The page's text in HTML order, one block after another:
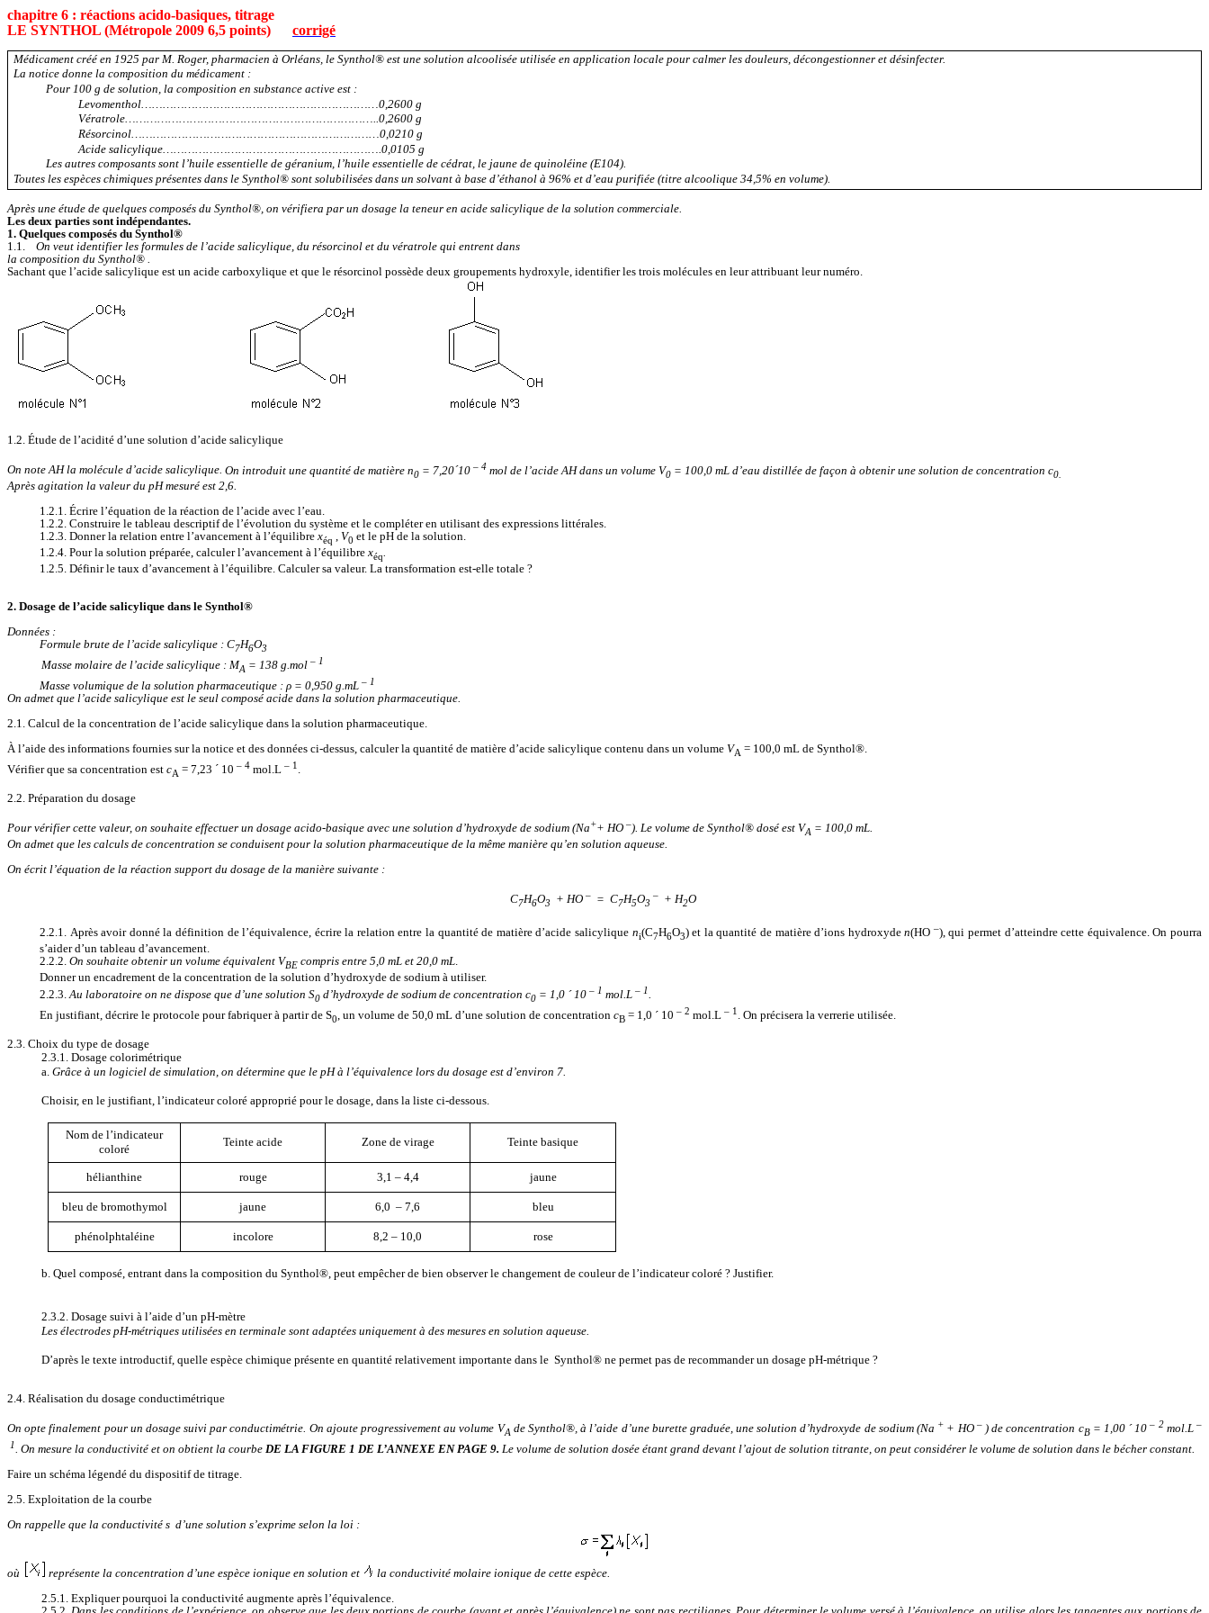
chapitre 6 : réactions acido-basiques, titrage
LE SYNTHOL (Métropole 2009 6,5 points)
corrigé
Médicament créé en 1925 par M. Roger, pharmacien à Orléans, le Synthol® est une solution alcoolisée utilisée en application locale pour calmer les douleurs, décongestionner et désinfecter.
La notice donne la composition du médicament :
Pour 100 g de solution, la composition en substance active est :
Levomenthol…………………………………………………………0,2600 g
Vératrole……………………………………………………………..0,2600 g
Résorcinol……………………………………………………………0,0210 g
Acide salicylique…………………………………………………….0,0105 g
Les autres composants sont l’huile essentielle de géranium, l’huile essentielle de cédrat, le jaune de quinoléine (E104).
Toutes les espèces chimiques présentes dans le Synthol® sontsolubilisées dans un solvant à base d’éthanol à 96% et d’eau purifiée (titre alcoolique 34,5% en volume).
Après une étude de quelques composés du Synthol®, on vérifiera par un dosage la teneur en acide salicylique de la solution commerciale.
Les deux parties sont indépendantes.
1. Quelques composés du Synthol®
1.1.
On veut identifier les formules de l’acide salicylique, du résorcinol et du vératrole qui entrent dans
la composition du Synthol® .
Sachant que l’acide salicylique est un acide carboxylique et que le résorcinol possède deux groupements hydroxyle, identifier les trois molécules en leur attribuant leur numéro.
1.2. Étude de l’acidité d’une solution d’acide salicylique
On note AH la molécule d’acide salicylique. On introduit une quantité de matière n0 = 7,20´10 – 4 mol de l’acide AH dans un volume V0 = 100,0 mL d’eau distillée de façon à obtenir une solution de concentration c0.
Après agitation la valeur du pH mesuré est 2,6.
1.2.1. Écrire l’équation de la réaction de l’acide avec l’eau.
1.2.2. Construire le tableau descriptif de l’évolution du système et le compléter en utilisant des expressions littérales.
1.2.3. Donner la relation entre l’avancement à l’équilibre xéq , V0 et le pH de la solution.
1.2.4. Pour la solution préparée, calculer l’avancement à l’équilibre xéq
1.2.5. Définir le taux d’avancement à l’équilibre. Calculer sa valeur. La transformation est-elle totale ?
2. Dosage de l’acide salicylique dans le Synthol®
Données :
Formule brute de l’acide salicylique : C7H6O3
Masse molaire de l’acide salicylique : MA = 138 g .mol– 1
Masse volumique de la solution pharmaceutique : ρ = 0,950 g.mL – 1
On admet que l’acide salicylique est le seul composé acide dans la solution pharmaceutique.
2.1. Calcul de la concentration de l’acide salicylique dans la solution pharmaceutique.
À l’aide des informations fournies sur la notice et des données ci-dessus, calculer la quantité de matière d’acide salicylique contenu dans un volume VA = 100,0 mL de Synthol®.
Vérifier que sa concentration est cA = 7,23 ´ 10 – 4 mol.L – 1
2.2. Préparation du dosage
Pour vérifier cette valeur, on souhaite effectuer un dosage acido-basique avec une solution d’hydroxyde de sodium (Na++ HO –). Le volume de Synthol® dosé est VA = 100,0 mL.
On admet que les calculs de concentration se conduisent pour la solution pharmaceutique de la même manière qu’en solution aqueuse.
On écrit l’équation de la réaction support du dosage de la manière suivante :
C7H6O3 + HO – = C7H5O3
– + H2O
2.2.1. Après avoir donné la définition de l’équivalence, écrire la relation entre la quantité de matière d’acide salicylique ni(C7H6O3) et la quantité de matière d’ions hydroxyden(HO –), qui permet d’atteindre cette équivalence. On pourra
s’aider d’un tableau d’avancement.
2.2.2. On souhaite obtenir un volume équivalent VBE compris entre 5,0 mL et 20,0 mL
Donner un encadrement de la concentration de la solution d’hydroxyde de sodium à utiliser.
2.2.3. Au laboratoire on ne dispose que d’une solution S0 d’hydroxyde de sodium de concentration c0 = 1,0 ´10 – 1 mol.L – 1
En justifiant, décrire le protocole pour fabriquer à partir de S0, un volume de 50,0 mL d’une solution de concentration cB = 1,0 ´ 10 – 2 mol.L – 1 . On précisera la verrerie utilisée.
2.3. Choix du type de dosage
2.3.1. Dosage colorimétrique
a. Grâce à un logiciel de simulation, on détermine que le pH à l’équivalence lors du dosage est d’environ 7.
Choisir, en le justifiant, l’indicateur coloré approprié pour le dosage, dans la liste ci-dessous.
Nom de l’indicateur
coloré
Teinte acide Zone de virage Teinte basique
hélianthine rouge 3,1 – 4,4 jaune
bleu de bromothymol jaune 6,0 – 7,6 bleu
phénolphtaléine incolore 8,2 – 10,0 rose
b. Quel composé, entrant dans la composition du Synthol®, peut empêcher de bien observer le changement de couleur de l’indicateur coloré ? Justifier.
2.3.2. Dosage suivi à l’aide d’un pH-mètre
Les électrodes pH-métriques utilisées en terminale sont adaptées uniquement à des mesures en solution aqueuse.
D’après le texte introductif, quelle espèce chimique présente en quantité relativement importante dans le Synthol® ne permet pas de recommander un dosage pH-métrique ?
2.4. Réalisation du dosage conductimétrique
On opte finalement pour un dosage suivi par conductimétrie. On ajoute progressivement au volume VA de Synthol®, à l’aide d’une burette graduée, une solution d’hydroxyde de sodium (Na + + HO– ) de concentration cB= 1,00 ´10 – 2 mol.L –
1. On mesure la conductivité et on obtient la courbe DE LA FIGURE 1 DE L’ANNEXE EN PAGE 9. Le volume de solution dosée étant grand devant l’ajout de solution titrante, on peut considérer le volume de solution dans le bécher constant.
Faire un schéma légendé du dispositif de titrage.
2.5. Exploitation de la courbe
On rappelle que la conductivité s d’une solution s’exprime selon la loi :
où représente la concentration d’une espèce ionique en solution et
la conductivité molaire ionique de cette espèce.
2.5.1. Expliquer pourquoi la conductivité augmente après l’équivalence.